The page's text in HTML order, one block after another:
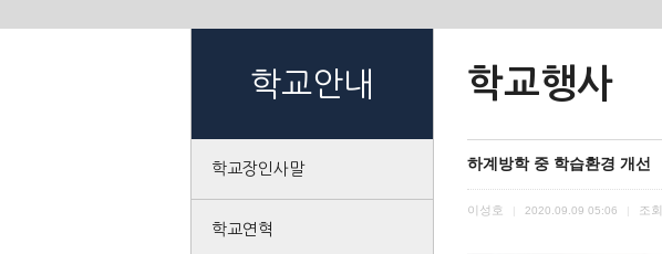
학교안내
학교장인사말
학교연혁
학교행사
하계방학 중 학습환경 개선
이성호 2020.09.09 05:06 조회